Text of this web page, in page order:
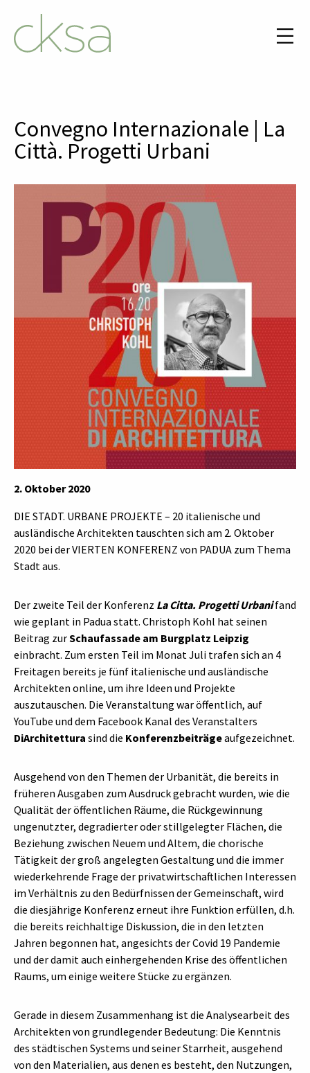
Convegno Internazionale | La
Città. Progetti Urbani
2. Oktober 2020
DIE STADT. URBANE PROJEKTE – 20 italienische und
ausländische Architekten tauschten sich am 2. Oktober
2020 bei der VIERTEN KONFERENZ von PADUA zum Thema
Stadt aus.
Der zweite Teil der Konferenz La Citta. Progetti Urbani fand
wie geplant in Padua statt. Christoph Kohl hat seinen
Beitrag zurSchaufassade am Burgplatz Leipzig
einbracht. Zum ersten Teil im Monat Juli trafen sich an 4
Freitagen bereits je fünf italienische und ausländische
Architekten online, um ihre Ideen und Projekte
auszutauschen. Die Veranstaltung war öffentlich, auf
YouTube und dem Facebook Kanal des Veranstalters
DiArchitettura sind die Konferenzbeiträgeaufgezeichnet.
Ausgehend von den Themen der Urbanität, die bereits in
früheren Ausgaben zum Ausdruck gebracht wurden, wie die
Qualität der öffentlichen Räume, die Rückgewinnung
ungenutzter, degradierter oder stillgelegter Flächen, die
Beziehung zwischen Neuem und Altem, die chorische
Tätigkeit der groß angelegten Gestaltung und die immer
wiederkehrende Frage der privatwirtschaftlichen Interessen
im Verhältnis zu den Bedürfnissen der Gemeinschaft, wird
die diesjährige Konferenz erneut ihre Funktion erfüllen, d.h.
die bereits reichhaltige Diskussion, die in den letzten
Jahren begonnen hat, angesichts der Covid 19 Pandemie
und der damit auch einhergehenden Krise des öffentlichen
Raums, um einige weitere Stücke zu ergänzen.
Gerade in diesem Zusammenhang ist die Analysearbeit des
Architekten von grundlegender Bedeutung: Die Kenntnis
des städtischen Systems und seiner Starrheit, ausgehend
von den Materialien, aus denen es besteht, den Nutzungen,